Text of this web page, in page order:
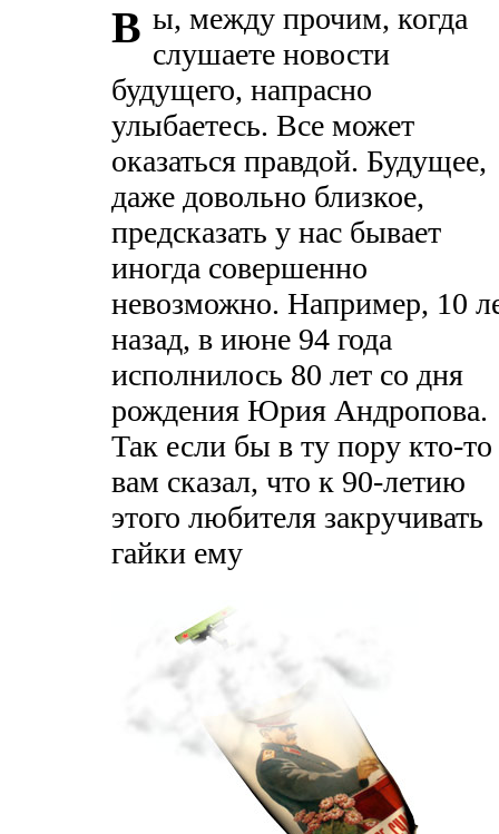
В ы, между прочим, когда
слушаете новости
будущего, напрасно
улыбаетесь. Все может
оказаться правдой. Будущее,
даже довольно близкое,
предсказать у нас бывает
иногда совершенно
невозможно. Например, 10
назад, в июне 94 года
исполнилось 80 лет со дня
рождения Юрия Андропова.
Так если бы в ту пору кто-то
вам сказал, что к 90-летию
этого любителя закручивать
гайки ему